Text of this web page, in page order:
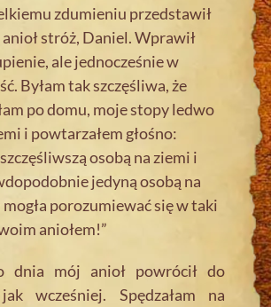
zdumieniu przedstawił
stróż, Daniel. Wprawił
ale jednocześnie w
Byłam tak szczęśliwa, że
po domu, moje stopy ledwo
i powtarzałem głośno:
osobą na ziemi i
jedyną osobą na
porozumiewać się w taki
aniołem!”
dnia mój anioł powrócił do
wcześniej. Spędzałam na